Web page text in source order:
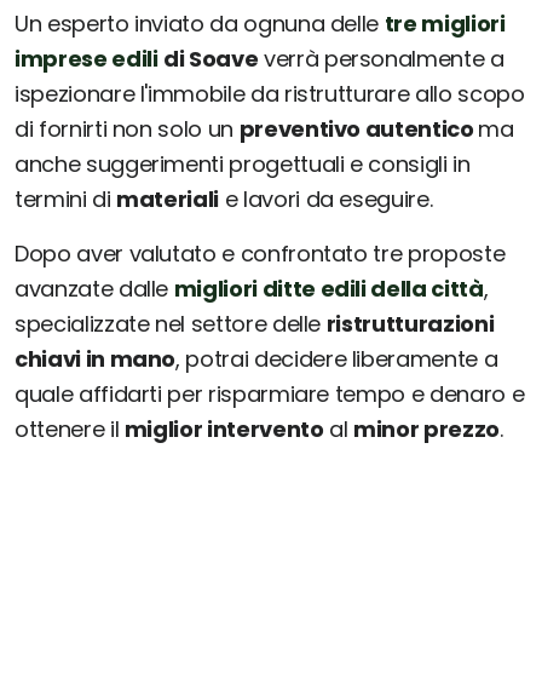
Un esperto inviato da ognuna delle tre migliori
imprese edili di Soave verrà personalmente a
ispezionare l'immobile da ristrutturare allo scopo
di fornirti non solo un preventivo autentico ma
anche suggerimenti progettuali e consigli in
termini di materiali e lavori da eseguire.
Dopo aver valutato e confrontato tre proposte
avanzate dalle migliori ditte edili della città,
specializzate nel settore delle ristrutturazioni
chiavi in mano, potrai decidere liberamente a
quale affidarti per risparmiare tempo e denaro e
ottenere il miglior intervento al minor prezzo.